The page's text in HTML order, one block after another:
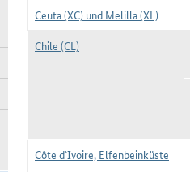
Ceuta (XC) und Melilla (XL)
Chile (CL)
Côte d`Ivoire, Elfenbeinküste